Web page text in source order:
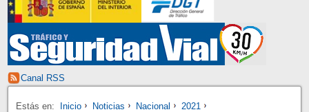
Canal RSS
Estás en: Inicio Noticias Nacional
2021